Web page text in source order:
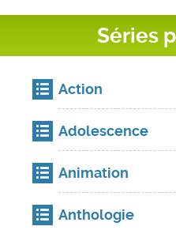
Séries
Action
Adolescence
Animation
Anthologie